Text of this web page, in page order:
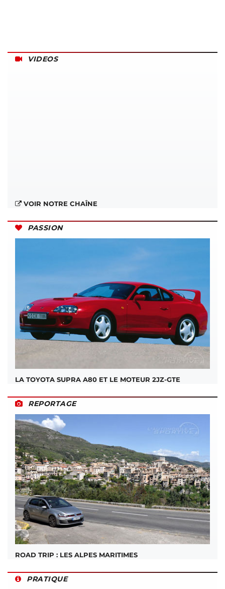
VIDEOS
VOIR NOTRE CHAÎNE
PASSION
LA TOYOTA SUPRA A80 ET LE MOTEUR 2JZ-GTE
REPORTAGE
ROAD TRIP : LES ALPES MARITIMES
PRATIQUE